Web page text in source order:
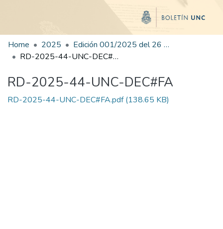
Home 2025
Edición 001/2025 del 26 de mayo de 2025
RD-2025-44-UNC-DEC#FA
RD-2025-44-UNC-DEC#FA
RD-2025-44-UNC-DEC#FA.pdf(138.65 KB)